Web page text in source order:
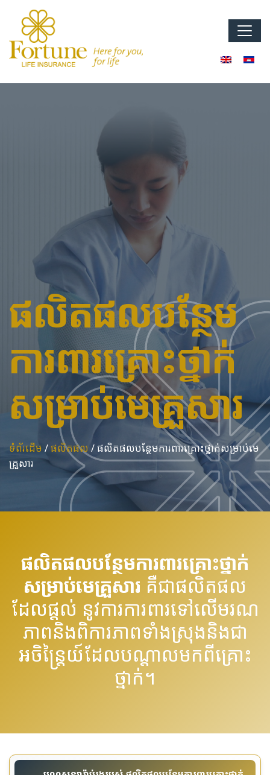
ផលិតផលបន្ថែម
ការពារគ្រោះថ្នាក់
សម្រាប់មេគ្រួសារ
ទំព័រដើម / ផលិតផល / ផលិតផលបន្ថែមការពារគ្រោះថ្នាក់សម្រាប់មេ
គ្រួសារ
ផលិតផលបន្ថែមការពារគ្រោះថ្នាក់
សម្រាប់មេគ្រួសារ គឺជាផលិតផល
ដែលផ្តល់ នូវការការពារទៅលើមរណ
ភាពនិងពិការភាពទាំងស្រុងនិងជា
អចិន្ត្រៃយ៍ដែលបណ្តាលមកពីគ្រោះ
ថ្នាក់។